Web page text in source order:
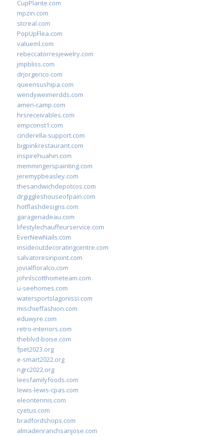
CupPlante.com
mpzin.com
stcreal.com
PopUpFlea.com
valueml.com
rebeccatorresjewelry.com
jmpbliss.com
drjorgerico.com
queensushipa.com
wendyweimerdds.com
ameri-camp.com
hrsreceivables.com
empconst1.com
cinderella-support.com
bigpinkrestaurant.com
inspirehuahin.com
memmingerspainting.com
jeremypbeasley.com
thesandwichdepotcos.com
drgiggleshouseofpain.com
hotflashdesigns.com
garagenadeau.com
lifestylechauffeurservice.com
EverNewNails.com
insideoutdecoratingcentre.com
salvatoresinpoint.com
jovialfloralco.com
johnlscotthometeam.com
u-seehomes.com
watersportslagonissi.com
mischieffashion.com
eduwyre.com
retro-interiors.com
theblvd-boise.com
fpet2023.org
e-smart2022.org
ngrc2022.org
leesfamilyfoods.com
lewis-lewis-cpas.com
eleontennis.com
cyetus.com
bradfordshops.com
almadenranchsanjose.com